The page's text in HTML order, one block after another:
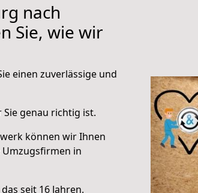
nach
Sie, wie wir
einen zuverlässige und
genau richtig ist.
können wir Ihnen
in
seit 16 Jahren.